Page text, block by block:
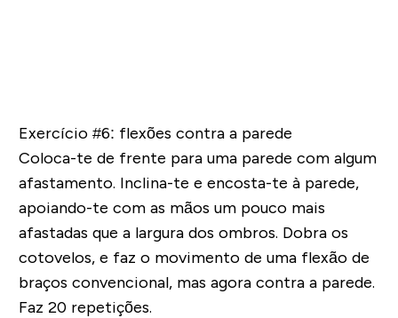
Exercício #6: flexões contra a parede
Coloca-te de frente para uma parede com algum
afastamento. Inclina-te e encosta-te à parede,
apoiando-te com as mãos um pouco mais
afastadas que a largura dos ombros. Dobra os
cotovelos, e faz o movimento de uma flexão de
braços convencional, mas agora contra a parede.
Faz 20 repetições.